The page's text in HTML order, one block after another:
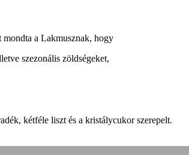
mondta a Lakmusznak, hogy
szezonális zöldségeket,
kétféle liszt és a kristálycukor szerepelt.